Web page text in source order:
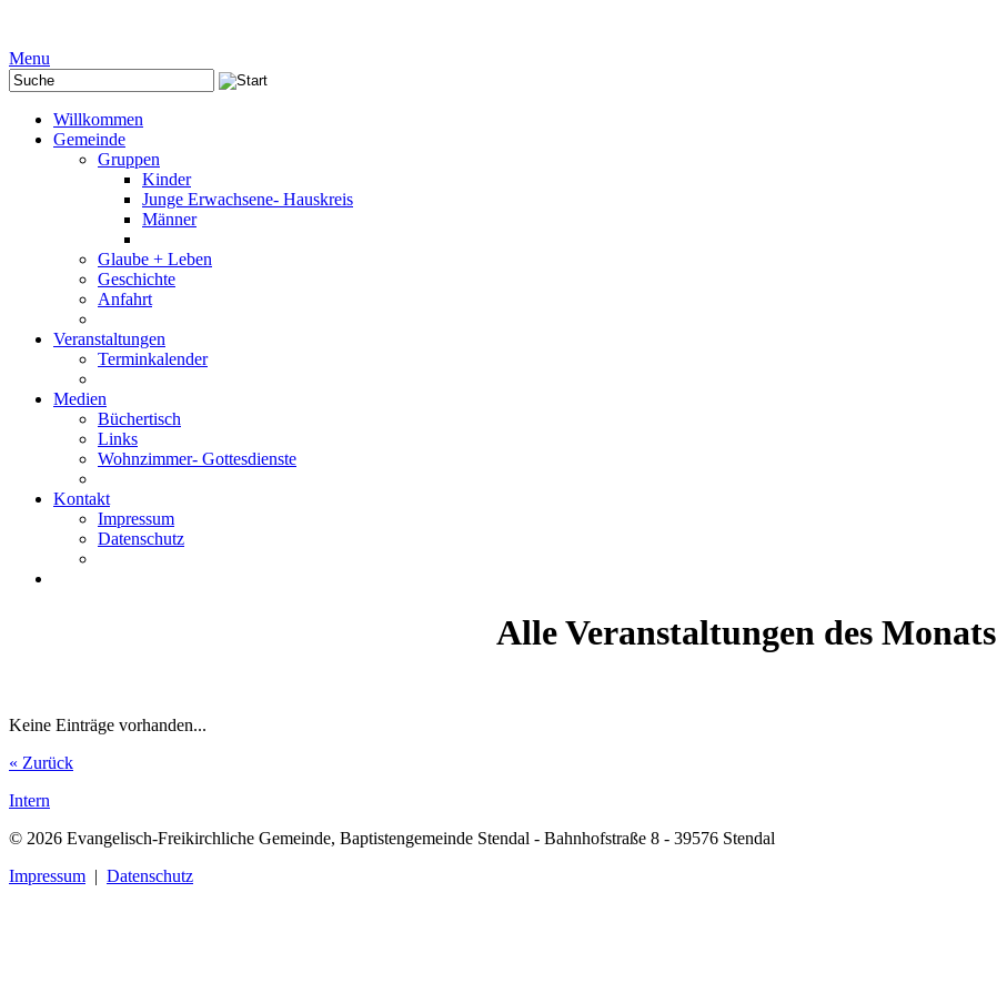
Menu
Willkommen
Gemeinde
Gruppen
Kinder
Junge Erwachsene- Hauskreis
Männer
Glaube + Leben
Geschichte
Anfahrt
Veranstaltungen
Terminkalender
Medien
Büchertisch
Links
Wohnzimmer- Gottesdienste
Kontakt
Impressum
Datenschutz
Alle Veranstaltungen des Monats
Keine Einträge vorhanden...
« Zurück
Intern
© 2026 Evangelisch-Freikirchliche Gemeinde, Baptistengemeinde Stendal - Bahnhofstraße 8 - 39576 Stendal
Impressum | Datenschutz